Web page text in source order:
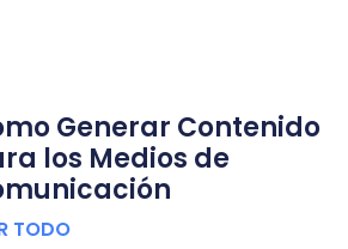
Generar Contenido
los Medios de
TODO